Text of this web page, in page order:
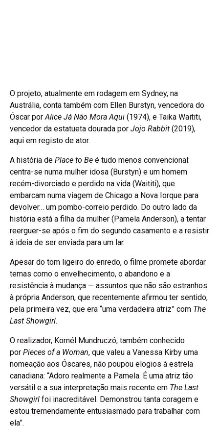
O projeto, atualmente em rodagem em Sydney, na
Austrália, conta também com Ellen Burstyn, vencedora do
Óscar porAlice Já Não Mora Aqui (1974), e Taika Waititi,
vencedor da estatueta dourada por Jojo Rabbit (2019),
aqui em registo de ator.
A história de Place to Be é tudo menos convencional:
centra-se numa mulher idosa (Burstyn) e um homem
recém-divorciado e perdido na vida (Waititi), que
embarcam numa viagem de Chicago a Nova Iorque para
devolver… um pombo-correio perdido. Do outro lado da
história está a filha da mulher (Pamela Anderson), a tentar
reerguer-se após o fim do segundo casamento e a resistir
à ideia de ser enviada para um lar.
Apesar do tom ligeiro do enredo, o filme promete abordar
temas como o envelhecimento, o abandono e a
resistência à mudança — assuntos que não são estranhos
à própria Anderson, que recentemente afirmou ter sentido,
pela primeira vez, que era “uma verdadeira atriz” com The
Last Showgirl.
O realizador, Kornél Mundruczó, também conhecido
por Pieces of a Woman, que valeu a Vanessa Kirby uma
nomeação aos Óscares, não poupou elogios à estrela
canadiana: “Adoro realmente a Pamela. É uma atriz tão
versátil e a sua interpretação mais recente em The Last
Showgirl foi inacreditável. Demonstrou tanta coragem e
estou tremendamente entusiasmado para trabalhar com
ela”.